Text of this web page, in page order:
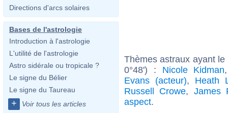
Directions d'arcs solaires
Bases de l'astrologie
Introduction à l'astrologie
L'utilité de l'astrologie
Astro sidérale ou tropicale ?
Le signe du Bélier
Le signe du Taureau
+ Voir tous les articles
Thèmes astraux ayant
0°48') : Nicole Kidman
Evans (acteur), Heath
Russell Crowe, James
aspect.